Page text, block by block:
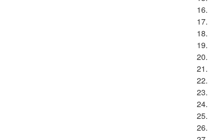
16.
17.
18.
19.
20.
21.
22.
23.
24.
25.
26.